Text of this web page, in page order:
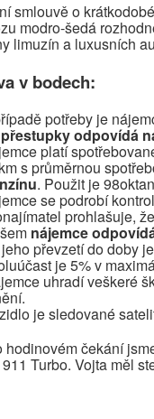
smlouvě o
modro-šedá
limuzín a luxusních
v bodech:
potřeby je
přestupky odpovídá
platí
s průměrnou
. Použit je
se podrobí
prohlašuje,
nájemce
převzetí do doby
je 5% v
uhradí veškeré
je sledované
hodinovém čekání
Turbo. Vojta měl